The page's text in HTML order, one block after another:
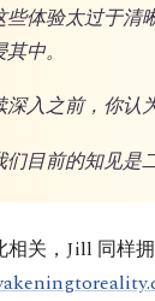
些体验太过于清
中。
深入之前，你认
们目前的知见
关，Jill 同样